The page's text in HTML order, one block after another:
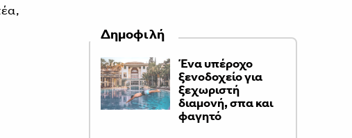
Δημοφιλή
Ένα υπέροχο
ξενοδοχείο για
ξεχωριστή
διαμονή, σπα και
φαγητό